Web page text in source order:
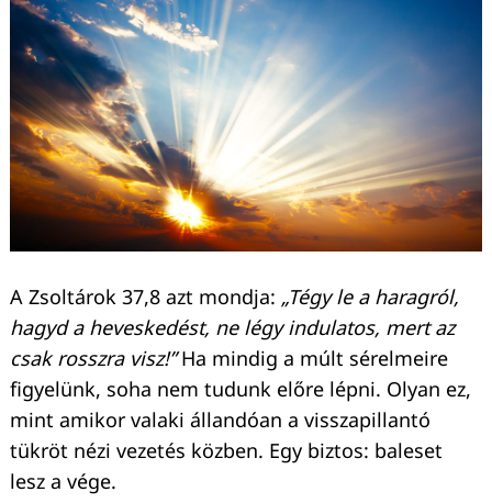
A Zsoltárok 37,8 azt mondja: „Tégy le a haragról,
hagyd a heveskedést, ne légy indulatos, mert az
csak rosszra visz!”Ha mindig a múlt sérelmeire
figyelünk, soha nem tudunk előre lépni. Olyan ez,
mint amikor valaki állandóan a visszapillantó
tükröt nézi vezetés közben. Egy biztos: baleset
lesz a vége.